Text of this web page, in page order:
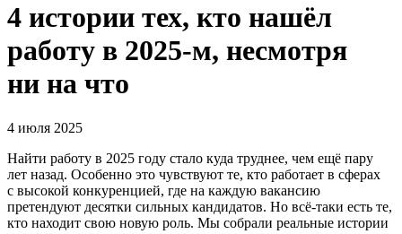
4 истории тех, кто нашёл
работу в 2025-м, несмотря
ни на что
4 июля 2025
Найти работу в 2025 году стало куда труднее, чем ещё пару
лет назад. Особенно это чувствуют те, кто работает в сферах
с высокой конкуренцией, где на каждую вакансию
претендуют десятки сильных кандидатов. Но всё-таки есть те,
кто находит свою новую роль. Мы собрали реальные истории